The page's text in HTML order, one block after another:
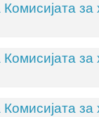
за
за
за